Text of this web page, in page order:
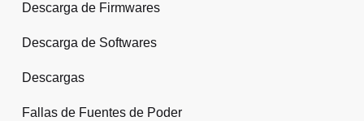
Descarga de Firmwares
Descarga de Softwares
Descargas
Fallas de Fuentes de Poder